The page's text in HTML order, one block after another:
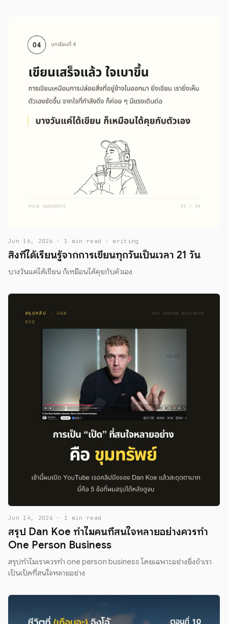
Jun 16, 2026 · 1 min read · writing
สิ่งที่ได้เรียนรู้จากการเขียนทุกวันเป็นเวลา 21 วัน
บางวันแค่ได้เขียน ก็เหมือนได้คุยกับตัวเอง
Jun 14, 2026 · 1 min read
สรุป Dan Koe ทำไมคนที่สนใจหลายอย่างควรทำ
One Person Business
สรุปทำไมเราควรทำ one person business โดยเฉพาะอย่างยิ่งถ้าเรา
เป็นเป็ดที่สนใจหลายอย่าง